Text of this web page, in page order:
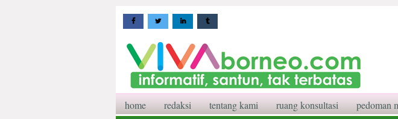
home redaksi tentang kami ruang konsultasi pedoman